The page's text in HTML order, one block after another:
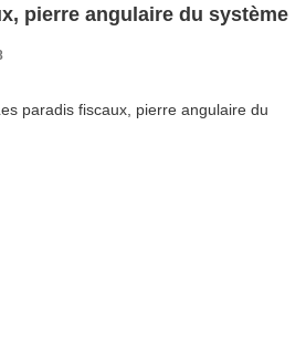
pierre angulaire du système